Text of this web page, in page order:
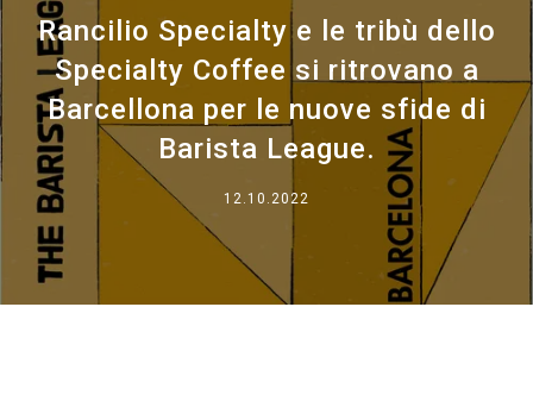
Rancilio Specialty e le tribù dello
Specialty Coffee si ritrovano a
Barcellona per le nuove sfide di
Barista League.
12.10.2022
Brand
Il gruppo
News
La nostra storia